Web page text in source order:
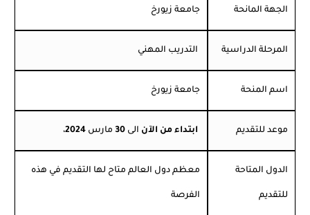
الجهة المانحة جامعة زيورخ
المرحلة الدراسية التدريب المهني
اسم المنحة جامعة زيورخ
موعد للتقديم ابتداء من الآن الى 30 مارس 2024،
الدول المتاحة
للتقديم
معظم دول العالم متاح لها التقديم في هذه
الفرصة